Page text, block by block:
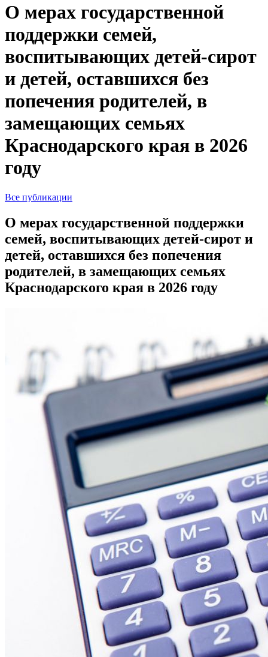
О мерах государственной
поддержки семей,
воспитывающих детей-сирот
и детей, оставшихся без
попечения родителей, в
замещающих семьях
Краснодарского края в 2026
году
Все публикации
О мерах государственной поддержки
семей, воспитывающих детей-сирот и
детей, оставшихся без попечения
родителей, в замещающих семьях
Краснодарского края в 2026 году